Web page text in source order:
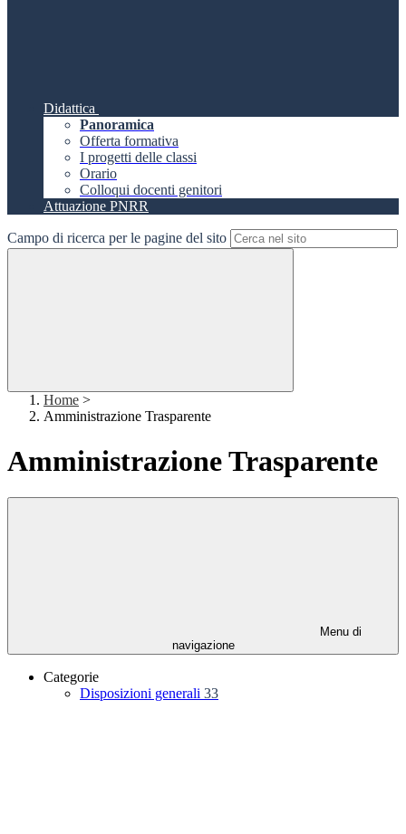
Didattica
Panoramica
Offerta formativa
I progetti delle classi
Orario
Colloqui docenti genitori
Attuazione PNRR
Campo di ricerca per le pagine del sito
Home >
Amministrazione Trasparente
Amministrazione Trasparente
Menu di
navigazione
Categorie
Disposizioni generali 33